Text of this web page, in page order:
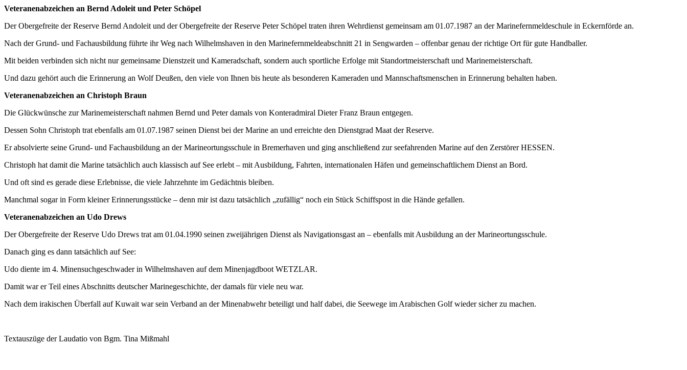
Veteranenabzeichen an Bernd Adoleit und Peter Schöpel
Der Obergefreite der Reserve Bernd Andoleit und der Obergefreite der Reserve Peter Schöpel traten ihren Wehrdienst gemeinsam am 01.07.1987 an der Marinefernmeldeschule in Eckernförde an.
Nach der Grund- und Fachausbildung führte ihr Weg nach Wilhelmshaven in den Marinefernmeldeabschnitt 21 in Sengwarden – offenbar genau der richtige Ort für gute Handballer.
Mit beiden verbinden sich nicht nur gemeinsame Dienstzeit und Kameradschaft, sondern auch sportliche Erfolge mit Standortmeisterschaft und Marinemeisterschaft.
Und dazu gehört auch die Erinnerung an Wolf Deußen, den viele von Ihnen bis heute als besonderen Kameraden und Mannschaftsmenschen in Erinnerung behalten haben.
Veteranenabzeichen an Christoph Braun
Die Glückwünsche zur Marinemeisterschaft nahmen Bernd und Peter damals von Konteradmiral Dieter Franz Braun entgegen.
Dessen Sohn Christoph trat ebenfalls am 01.07.1987 seinen Dienst bei der Marine an und erreichte den Dienstgrad Maat der Reserve.
Er absolvierte seine Grund- und Fachausbildung an der Marineortungsschule in Bremerhaven und ging anschließend zur seefahrenden Marine auf den Zerstörer HESSEN.
Christoph hat damit die Marine tatsächlich auch klassisch auf See erlebt – mit Ausbildung, Fahrten, internationalen Häfen und gemeinschaftlichem Dienst an Bord.
Und oft sind es gerade diese Erlebnisse, die viele Jahrzehnte im Gedächtnis bleiben.
Manchmal sogar in Form kleiner Erinnerungsstücke – denn mir ist dazu tatsächlich „zufällig“ noch ein Stück Schiffspost in die Hände gefallen.
Veteranenabzeichen an Udo Drews
Der Obergefreite der Reserve Udo Drews trat am 01.04.1990 seinen zweijährigen Dienst als Navigationsgast an – ebenfalls mit Ausbildung an der Marineortungsschule.
Danach ging es dann tatsächlich auf See:
Udo diente im 4. Minensuchgeschwader in Wilhelmshaven auf dem Minenjagdboot WETZLAR.
Damit war er Teil eines Abschnitts deutscher Marinegeschichte, der damals für viele neu war.
Nach dem irakischen Überfall auf Kuwait war sein Verband an der Minenabwehr beteiligt und half dabei, die Seewege im Arabischen Golf wieder sicher zu machen.
Textauszüge der Laudatio von Bgm. Tina Mißmahl